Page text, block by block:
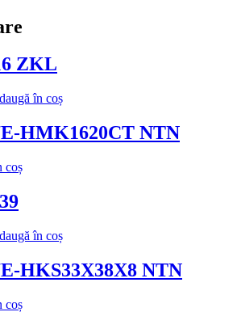
ZKL
în coș
HMK1620CT NTN
coș
în coș
HKS33X38X8 NTN
coș